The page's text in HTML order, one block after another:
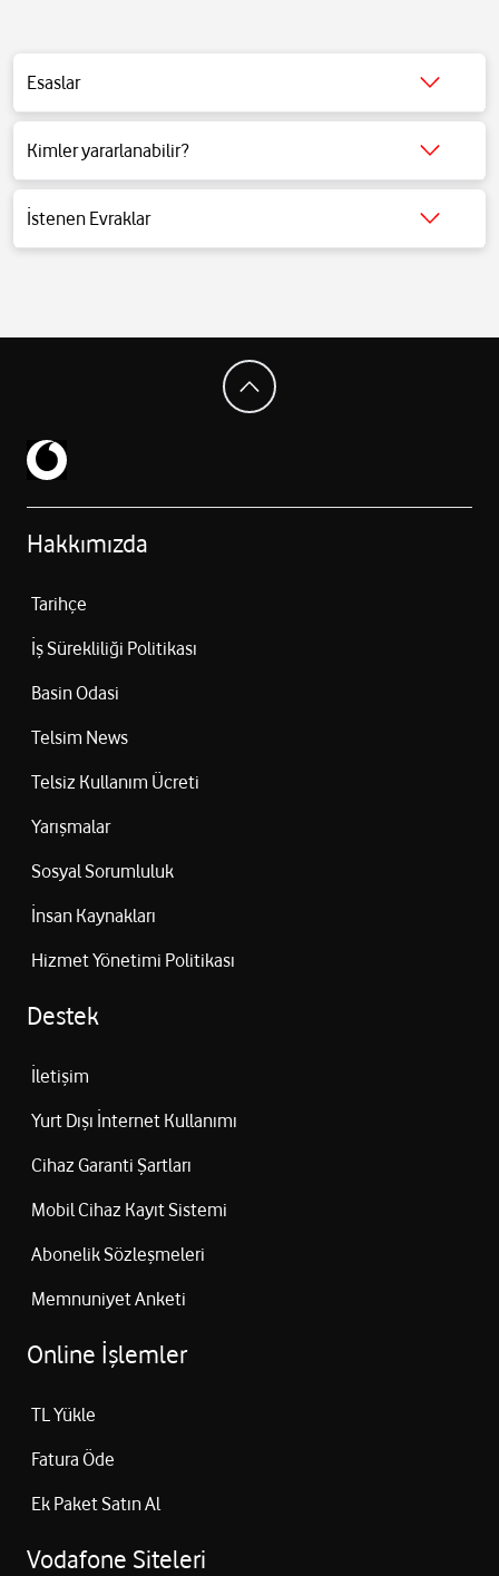
Esaslar
Detaylı bilgi için tıklayınız.
Kimler yararlanabilir?
Detaylı bilgi için tıklayınız.
İstenen Evraklar
Detaylı bilgi için tıklayınız.
Hakkımızda
Tarihçe
İş Sürekliliği Politikası
Basin Odasi
Telsim News
Telsiz Kullanım Ücreti
Yarışmalar
Sosyal Sorumluluk
İnsan Kaynakları
Hizmet Yönetimi Politikası
Destek
İletişim
Yurt Dışı İnternet Kullanımı
Cihaz Garanti Şartları
Mobil Cihaz Kayıt Sistemi
Abonelik Sözleşmeleri
Memnuniyet Anketi
Online İşlemler
TL Yükle
Fatura Öde
Ek Paket Satın Al
Vodafone Siteleri